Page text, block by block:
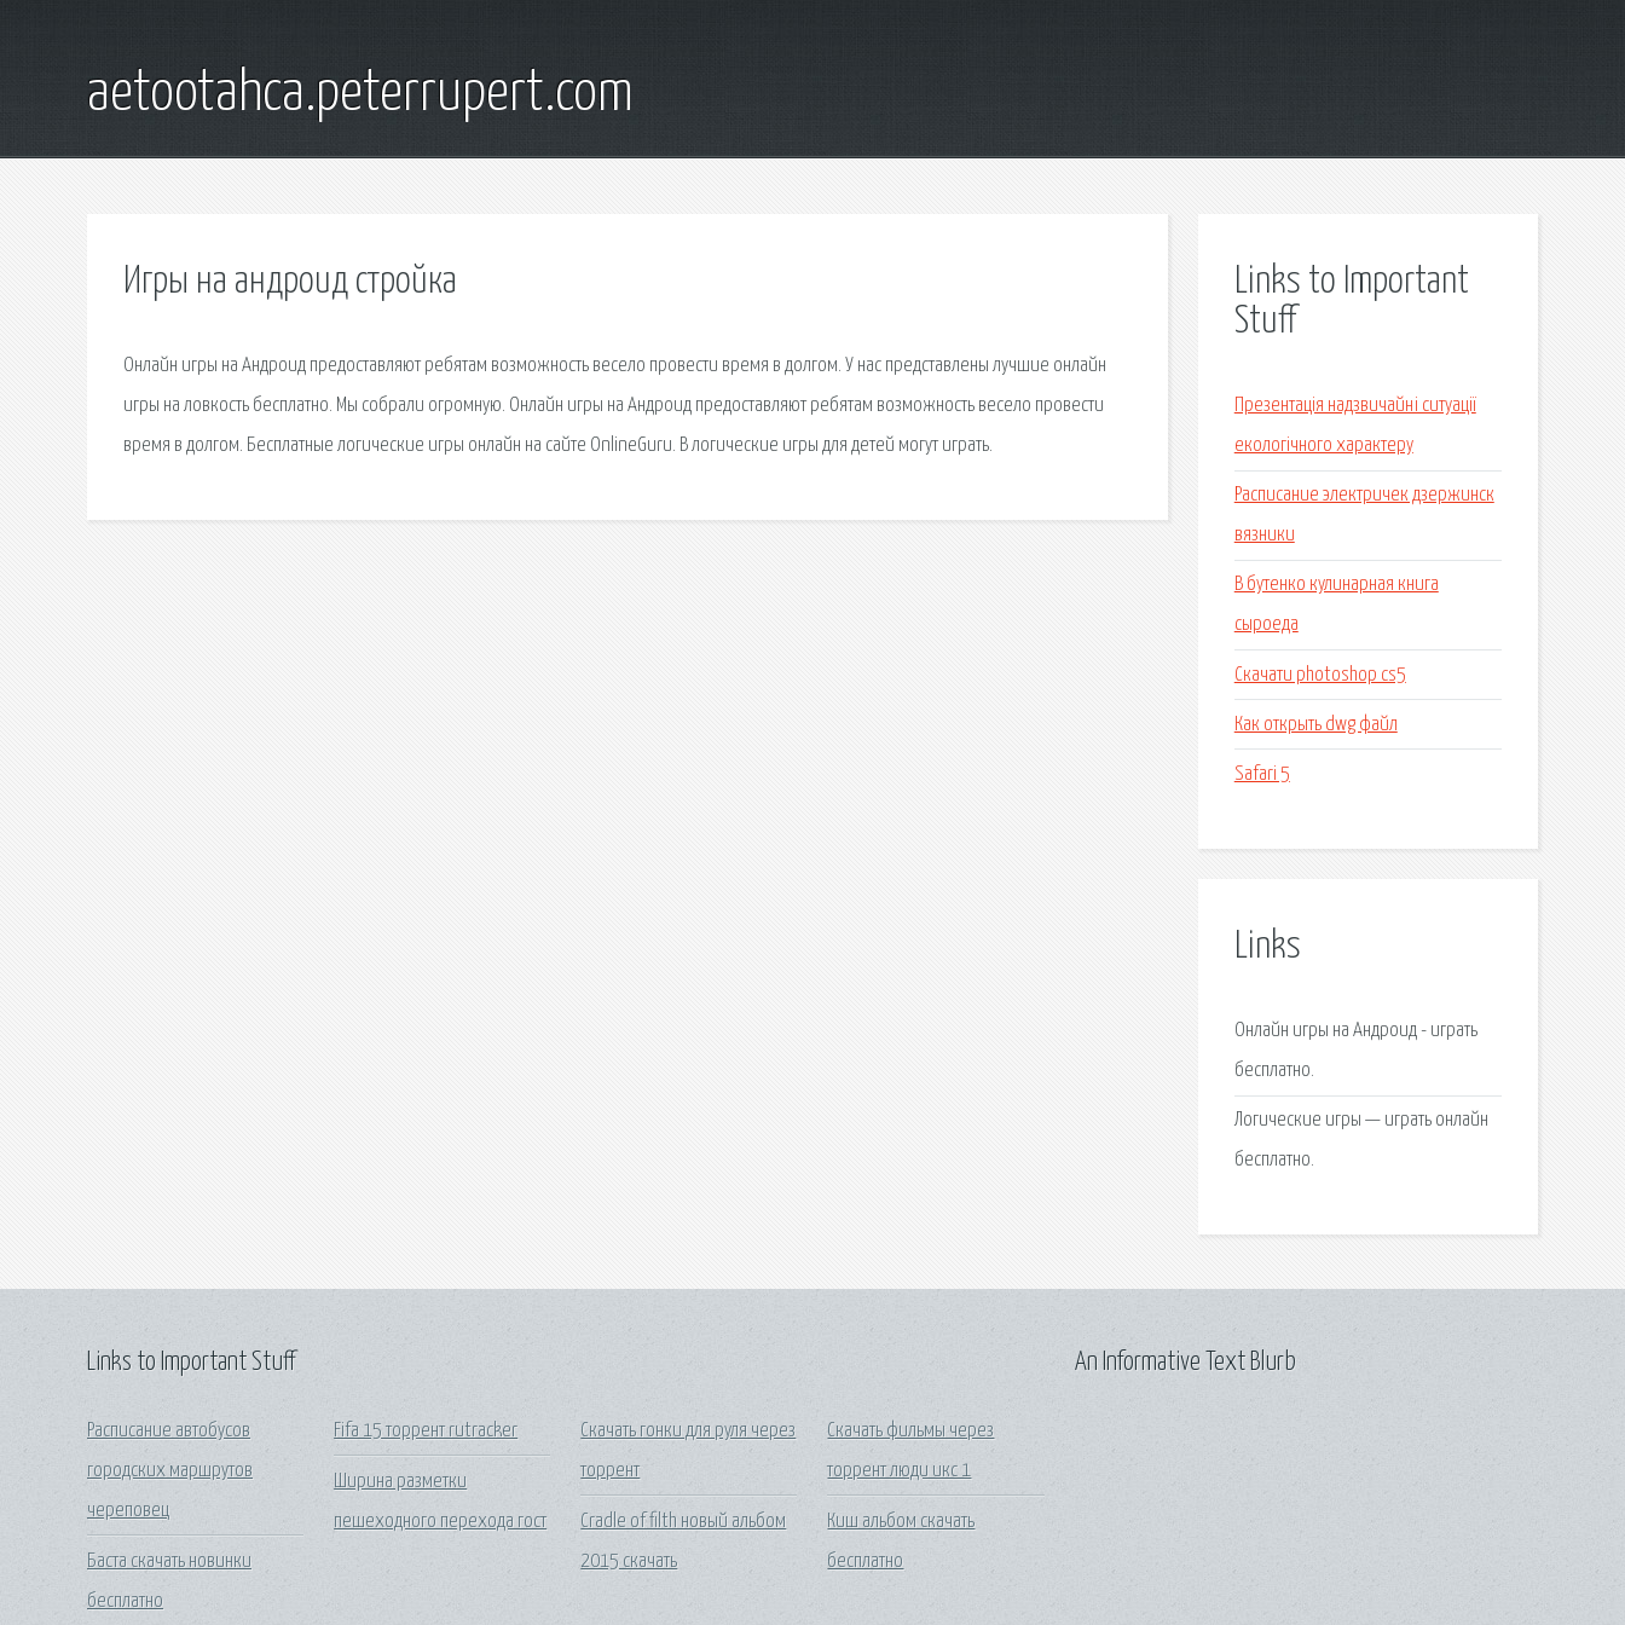
aetootahca.peterrupert.com
Игры на андроид стройка
Онлайн игры на Андроид предоставляют ребятам возможность весело провести время в долгом. У нас представлены лучшие онлайн
игры на ловкость бесплатно. Мы собрали огромную. Онлайн игры на Андроид предоставляют ребятам возможность весело провести
время в долгом. Бесплатные логические игры онлайн на сайте OnlineGuru. В логические игры для детей могут играть.
Links to Important
Stuff
Презентація надзвичайні ситуації
екологічного характеру
Расписание электричек дзержинск
вязники
В бутенко кулинарная книга
сыроеда
Скачати photoshop cs5
Как открыть dwg файл
Safari 5
Links
Онлайн игры на Андроид - играть
бесплатно.
Логические игры — играть онлайн
бесплатно.
Links to Important Stuff
Расписание автобусов
городских маршрутов
череповец
Баста скачать новинки
бесплатно
Fifa 15 торрент rutracker
Ширина разметки
пешеходного перехода гост
Скачать гонки для руля через
торрент
Cradle of filth новый альбом
2015 скачать
Скачать фильмы через
торрент люди икс 1
Киш альбом скачать
бесплатно
An Informative Text Blurb